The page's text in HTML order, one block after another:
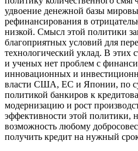
удвоение денежной базы
рефинансирования в
низкой. Смысл этой политики
благоприятных условий для
технологический уклад. В этих
и ученых нет проблем с
инновационных и
власти США, ЕС и Японии, по
политикой банкиров к
модернизацию и рост
эффективности этой политики,
возможность любому
получить кредит на нужный